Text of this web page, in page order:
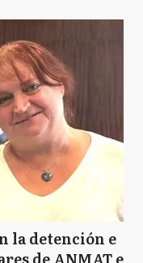
la detención e
de ANMAT e